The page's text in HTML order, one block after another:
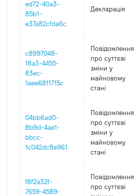
ed72-40a3-
85b1-
e37a82cfda6c
Декларація
c8997048-
18a3-4455-
83ec-
1aee6811715c
Повідомлення
про суттєві
зміни y
майновому
стані
04bb6ad0-
8b9d-4ae1-
bbcc-
1c042dc8e961
Повідомлення
про суттєві
зміни y
майновому
стані
f8f2a32f-
7659-4589-
Повідомлення
про суттєві